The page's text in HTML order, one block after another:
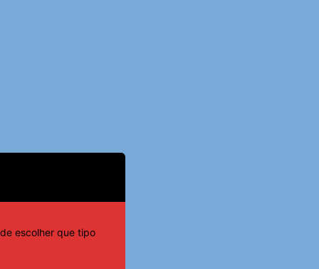
escolher que tipo